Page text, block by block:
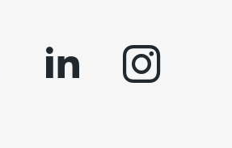
linkedin instagram